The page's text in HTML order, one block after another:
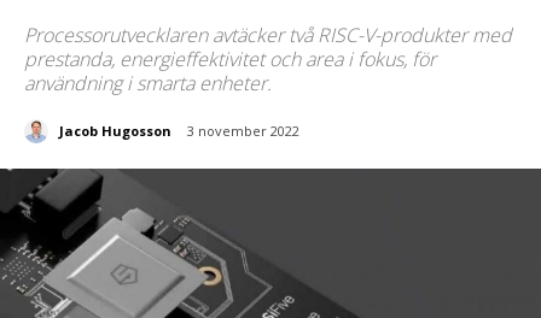
Processorutvecklaren avtäcker två RISC-V-produkter med
prestanda, energieffektivitet och area i fokus, för
användning i smarta enheter.
Jacob Hugosson 3 november 2022